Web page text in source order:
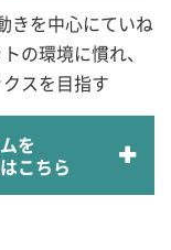
きを中心にていね
の環境に慣れ、
スを目指す
を
こちら